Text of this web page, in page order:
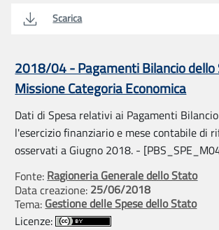
Scarica
2018/04 - Pagamenti Bilancio
Missione Categoria Economica
Dati di Spesa relativi ai Pagamenti
l'esercizio finanziario e mese contabile di
osservati a Giugno 2018. -
Fonte: Ragioneria Generale dello Stato
Data creazione: 25/06/2018
Tema: Gestione delle Spese dello Stato
Licenze: